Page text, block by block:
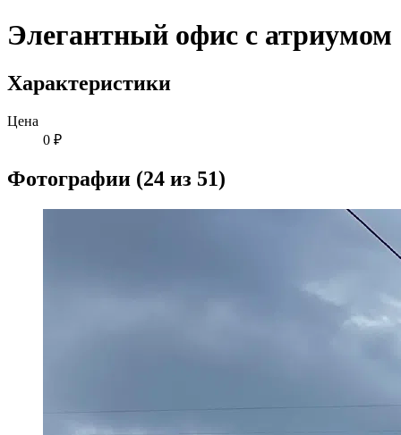
Элегантный офис с атриумом
Характеристики
Цена
0 ₽
Фотографии (24 из 51)